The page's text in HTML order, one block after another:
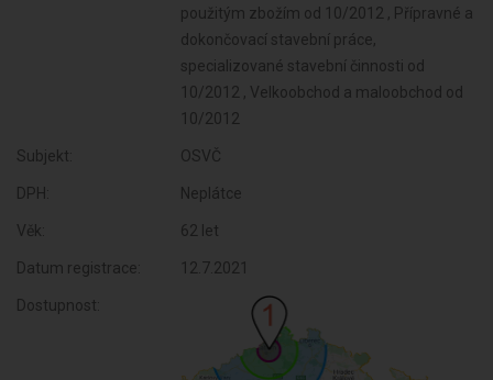
použitým zbožím od 10/2012 , Přípravné a
dokončovací stavební práce,
specializované stavební činnosti od
10/2012 , Velkoobchod a maloobchod od
10/2012
Subjekt: OSVČ
DPH: Neplátce
Věk: 62 let
Datum registrace: 12.7.2021
Dostupnost: